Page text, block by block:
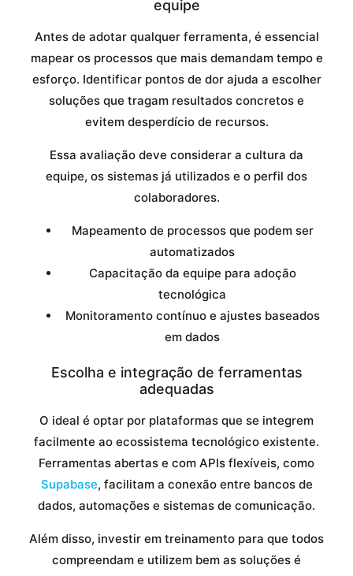
equipe
Antes de adotar qualquer ferramenta, é essencial
mapear os processos que mais demandam tempo e
esforço. Identificar pontos de dor ajuda a escolher
soluções que tragam resultados concretos e
evitem desperdício de recursos.
Essa avaliação deve considerar a cultura da
equipe, os sistemas já utilizados e o perfil dos
colaboradores.
Mapeamento de processos que podem ser
automatizados
Capacitação da equipe para adoção
tecnológica
Monitoramento contínuo e ajustes baseados
em dados
Escolha e integração de ferramentas
adequadas
O ideal é optar por plataformas que se integrem
facilmente ao ecossistema tecnológico existente.
Ferramentas abertas e com APIs flexíveis, como
Supabase, facilitam a conexão entre bancos de
dados, automações e sistemas de comunicação.
Além disso, investir em treinamento para que todos
compreendam e utilizem bem as soluções é